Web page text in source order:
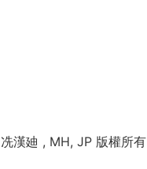
漢廸 , MH, JP 版權所有